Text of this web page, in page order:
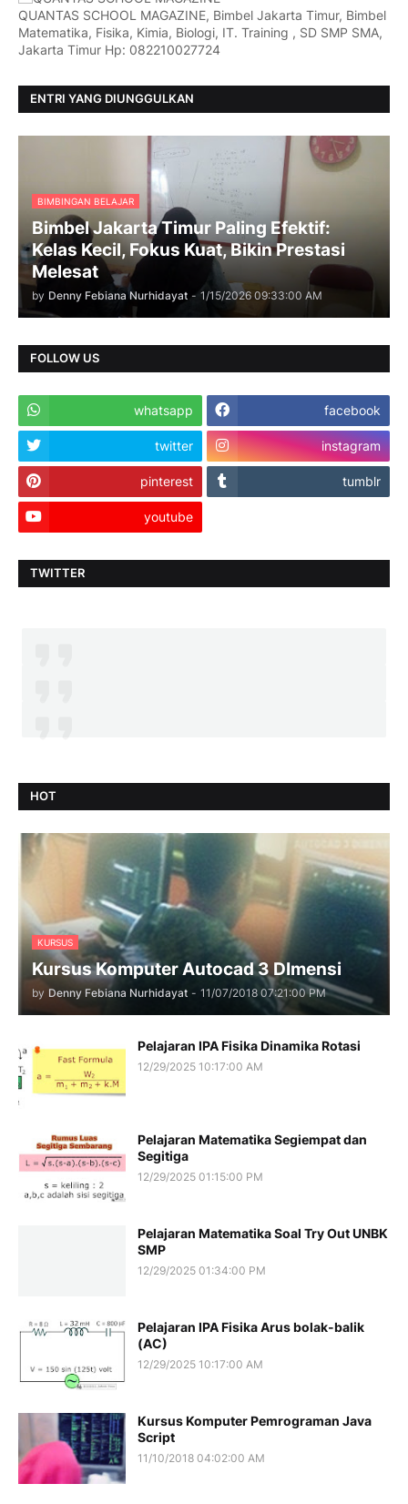
QUANTAS SCHOOL MAGAZINE, Bimbel Jakarta Timur, Bimbel
Matematika, Fisika, Kimia, Biologi, IT. Training , SD SMP SMA,
Jakarta Timur Hp: 082210027724
ENTRI YANG DIUNGGULKAN
BIMBINGAN BELAJAR
Bimbel Jakarta Timur Paling Efektif:
Kelas Kecil, Fokus Kuat, Bikin Prestasi
Melesat
by Denny Febiana Nurhidayat - 1/15/2026 09:33:00 AM
FOLLOW US
whatsapp facebook
twitter instagram
pinterest tumblr
youtube
TWITTER
HOT
KURSUS
Kursus Komputer Autocad 3 DImensi
by Denny Febiana Nurhidayat - 11/07/2018 07:21:00 PM
Pelajaran IPA Fisika Dinamika Rotasi
12/29/2025 10:17:00 AM
Pelajaran Matematika Segiempat dan
Segitiga
12/29/2025 01:15:00 PM
Pelajaran Matematika Soal Try Out UNBK
SMP
12/29/2025 01:34:00 PM
Pelajaran IPA Fisika Arus bolak-balik
(AC)
12/29/2025 10:17:00 AM
Kursus Komputer Pemrograman Java
Script
11/10/2018 04:02:00 AM